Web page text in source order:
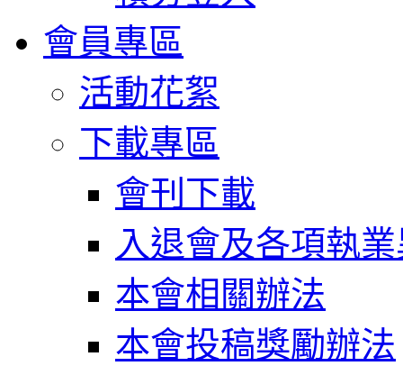
會員專區
活動花絮
下載專區
會刊下載
入退會及各項執
本會相關辦法
本會投稿獎勵辦法